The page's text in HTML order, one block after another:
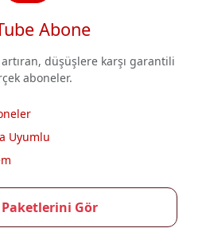
Abone
artıran, düşüşlere karşı garantili
aboneler.
Uyumlu
Gör